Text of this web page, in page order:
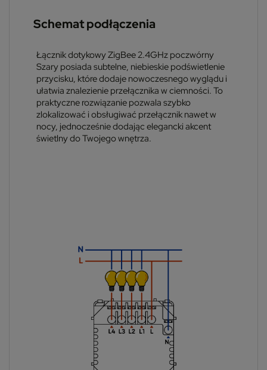
Schemat podłączenia
Łącznik dotykowy ZigBee 2.4GHz poczwórny
Szary posiada subtelne, niebieskie podświetlenie
przycisku, które dodaje nowoczesnego wyglądu i
ułatwia znalezienie przełącznika w ciemności. To
praktyczne rozwiązanie pozwala szybko
zlokalizować i obsługiwać przełącznik nawet w
nocy, jednocześnie dodając elegancki akcent
świetlny do Twojego wnętrza.